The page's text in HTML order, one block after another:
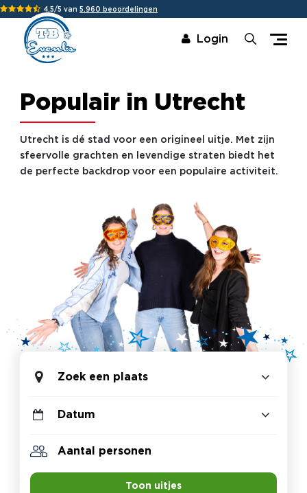
4,5/5 van 5.960 beoordelingen
Login
Populair in Utrecht
Utrecht is dé stad voor een origineel uitje. Met zijn
sfeervolle grachten en levendige straten biedt het
de perfecte backdrop voor een populaire activiteit.
Zoek een plaats
Toon uitjes